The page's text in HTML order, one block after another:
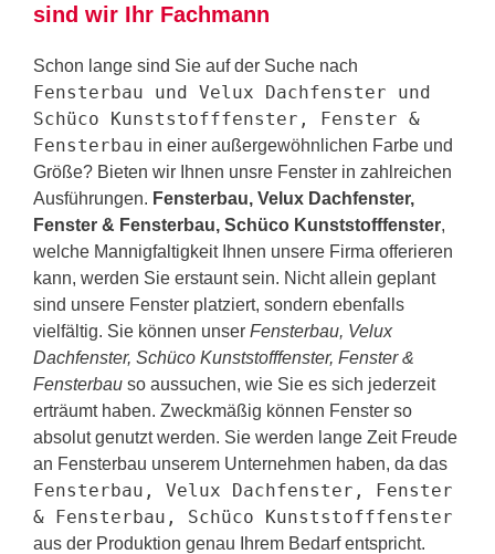
sind wir Ihr Fachmann
Schon lange sind Sie auf der Suche nach
Fensterbau und Velux Dachfenster und
Schüco Kunststofffenster, Fenster &
Fensterbau in einer außergewöhnlichen Farbe und
Größe? Bieten wir Ihnen unsre Fenster in zahlreichen
Ausführungen. Fensterbau, Velux Dachfenster,
Fenster & Fensterbau, Schüco Kunststofffenster,
welche Mannigfaltigkeit Ihnen unsere Firma offerieren
kann, werden Sie erstaunt sein. Nicht allein geplant
sind unsere Fenster platziert, sondern ebenfalls
vielfältig. Sie können unser Fensterbau, Velux
Dachfenster, Schüco Kunststofffenster, Fenster &
Fensterbau so aussuchen, wie Sie es sich jederzeit
erträumt haben. Zweckmäßig können Fenster so
absolut genutzt werden. Sie werden lange Zeit Freude
an Fensterbau unserem Unternehmen haben, da das
Fensterbau, Velux Dachfenster, Fenster
& Fensterbau, Schüco Kunststofffenster
aus der Produktion genau Ihrem Bedarf entspricht.